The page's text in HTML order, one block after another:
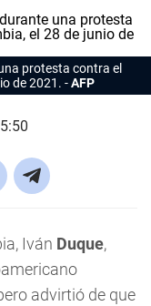
protesta contra el
de 2021.
AFP
Iván Duque,
advirtió de que